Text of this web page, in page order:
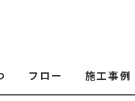
フロー 施工事例